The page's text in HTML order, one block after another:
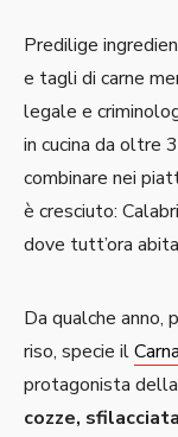
Predilige
e tagli di carne
legale e
in cucina da oltre
combinare nei
è cresciuto:
dove tutt’ora
Da qualche anno,
riso, specie il
protagonista della
cozze,